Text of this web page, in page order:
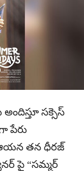
అందిస్తూ సక్సెస్
పేరు
తన ధీరజ్
పై “సమ్మర్